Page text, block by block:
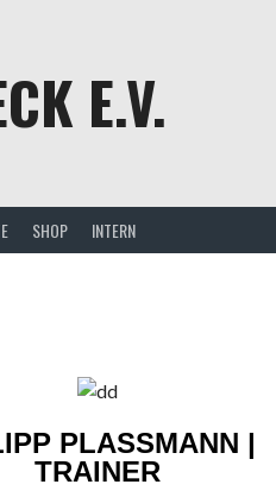
E.V.
SHOP INTERN
PLASSMANN | T
RAINER